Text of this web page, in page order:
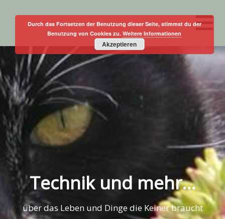
Technik und mehr…
über das Leben und Dinge die Keiner braucht
Durch das Fortsetzen der Benutzung dieser Seite, stimmst du der
Benutzung von Cookies zu.Weitere Informationen
Akzeptieren